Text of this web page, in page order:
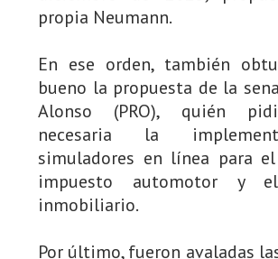
propia Neumann.
En ese orden, también
bueno la propuesta de la
Alonso (PRO), quién
necesaria la
simuladores en línea para
impuesto automotor y
inmobiliario.
Por último, fueron avaladas